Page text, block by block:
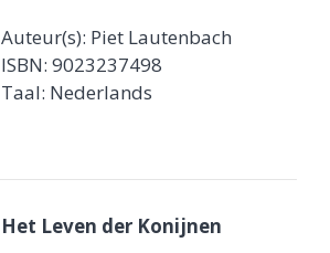
Auteur(s): Piet Lautenbach
ISBN: 9023237498
Taal: Nederlands
Het Leven der Konijnen